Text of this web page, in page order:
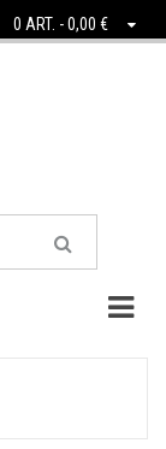
0 ART. - 0,00 €